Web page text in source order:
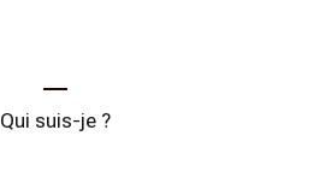
Qui suis-je ?